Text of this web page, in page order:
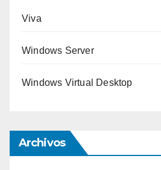
Viva
Windows Server
Windows Virtual Desktop
Archivos